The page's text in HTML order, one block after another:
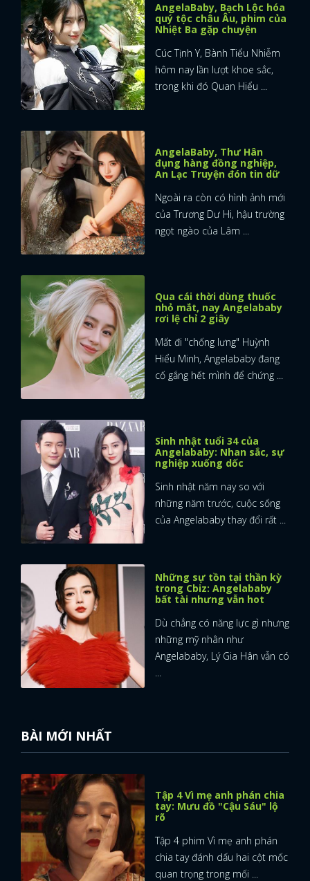
AngelaBaby, Bạch Lộc hóa
quý tộc châu Âu, phim của
Nhiệt Ba gặp chuyện
Cúc Tịnh Y, Bành Tiểu Nhiễm
hôm nay lần lượt khoe sắc,
trong khi đó Quan Hiểu ...
AngelaBaby, Thư Hân
đụng hàng đồng nghiệp,
An Lạc Truyện đón tin dữ
Ngoài ra còn có hình ảnh mới
của Trương Dư Hi, hậu trường
ngọt ngào của Lâm ...
Qua cái thời dùng thuốc
nhỏ mắt, nay Angelababy
rơi lệ chỉ 2 giây
Mất đi "chống lưng" Huỳnh
Hiểu Minh, Angelababy đang
cố gắng hết mình để chứng ...
Sinh nhật tuổi 34 của
Angelababy: Nhan sắc, sự
nghiệp xuống dốc
Sinh nhật năm nay so với
những năm trước, cuộc sống
của Angelababy thay đổi rất ...
Những sự tồn tại thần kỳ
trong Cbiz: Angelababy
bất tài nhưng vẫn hot
Dù chẳng có năng lực gì nhưng
những mỹ nhân như
Angelababy, Lý Gia Hân vẫn có
...
BÀI MỚI NHẤT
Tập 4 Vì mẹ anh phán chia
tay: Mưu đồ "Cậu Sáu" lộ
rõ
Tập 4 phim Vì mẹ anh phán
chia tay đánh dấu hai cột mốc
quan trọng trong mối ...